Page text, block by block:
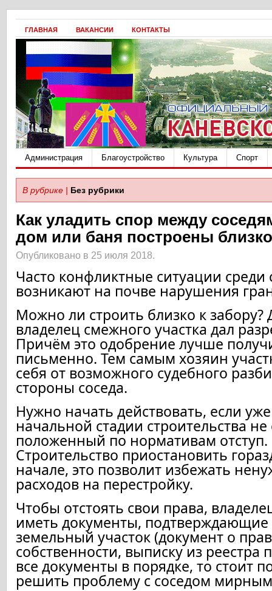
ГЛАВНАЯ ВАКАНСИИ КОНТАКТЫ
Администрация Благоустройство Культура Спорт
В рубрике | Без рубрики
Как уладить спор между
дом или баня построены
Опубликовано в 25 июля 2018.
Часто конфликтные ситуации среди
возникают на почве нарушения
Можно ли строить близко к забору?
владелец смежного участка дал
Причём это одобрение лучше
письменно. Тем самым хозяин
себя от возможного судебного
стороны соседа.
Нужно начать действовать, если
начальной стадии строительства
положенный по нормативам отступ.
Строительство приостановить
начале, это позволит избежать
расходов на перестройку.
Чтобы отстоять свои права,
иметь документы, подтверждающие
земельный участок (документ о
собственности, выписку из реестра
все документы в порядке, то стоит
решить проблему с соседом